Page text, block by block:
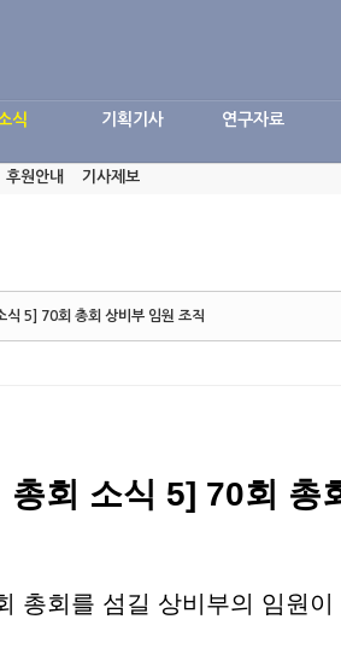
식 기획기사 연구자료
후원안내 기사제보
식 5] 70회 총회 상비부 임원 조직
총회 소식 5] 70회 총
총회를 섬길 상비부의 임원이
북5
5